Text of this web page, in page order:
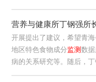
营养与健康所丁钢强所
开展提出了建议，希望青
地区特色食物成分监测 数
病的关系研究等。随后，丁